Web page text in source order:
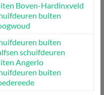
Boven-Hardinxveld
buiten
buiten
schuifdeuren
Angerlo
buiten